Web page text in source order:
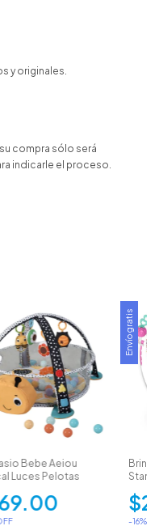
y originales.
compra sólo será
indicarle el proceso.
Bebe Aeiou
Luces Pelotas
Envío gratis
Starts
-16%